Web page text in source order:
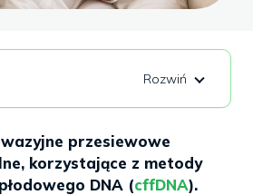
przesiewowe
korzystające z metody
DNA (cffDNA).